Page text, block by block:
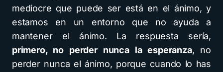
mediocre que puede ser está en el ánimo, y
estamos en un entorno que no ayuda a
mantener el ánimo. La respuesta sería,
primero, no perder nunca la esperanza, no
perder nunca el ánimo, porque cuando lo has